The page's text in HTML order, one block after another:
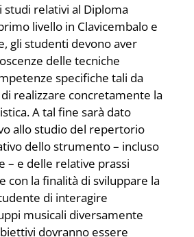
relativi al Diploma
livello in Clavicembalo e
gli studenti devono aver
delle tecniche
specifiche tali da
realizzare concretamente la
A tal fine sarà dato
allo studio del repertorio
dello strumento – incluso
– e delle relative prassi
con la finalità di sviluppare la
di interagire
musicali diversamente
dovranno essere